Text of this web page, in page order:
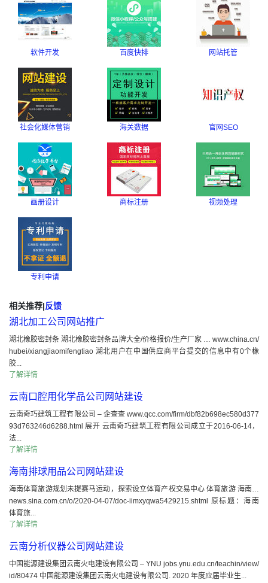
软件开发 百度快排 网站托管
社会化媒体营销 海关数据 官网SEO
画册设计 商标注册 视频处理
专利申请
相关推荐|反馈
湖北加工公司网站推广
湖北橡胶密封条 湖北橡胶密封条品牌大全/价格报价/生产厂家 … www.china.cn/
hubei/xiangjiaomifengtiao 湖北用户在中国供应商平台提交的信息中有0个橡
胶...
了解详情
云南口腔用化学品公司网站建设
云南奇巧建筑工程有限公司 – 企查查 www.qcc.com/firm/dbf82b698ec580d377
93d763246d6288.html 展开 云南奇巧建筑工程有限公司成立于2016-06-14，
法...
了解详情
海南排球用品公司网站建设
海南体育旅游规划未提赛马运动，探索设立体育产权交易中心 体育旅游 海南…
news.sina.com.cn/o/2020-04-07/doc-iimxyqwa5429215.shtml 原标题：海南
体育旅...
了解详情
云南分析仪器公司网站建设
中国能源建设集团云南火电建设有限公司 – YNU jobs.ynu.edu.cn/teachin/view/
id/80474 中国能源建设集团云南火电建设有限公司. 2020 年度应届毕业生...